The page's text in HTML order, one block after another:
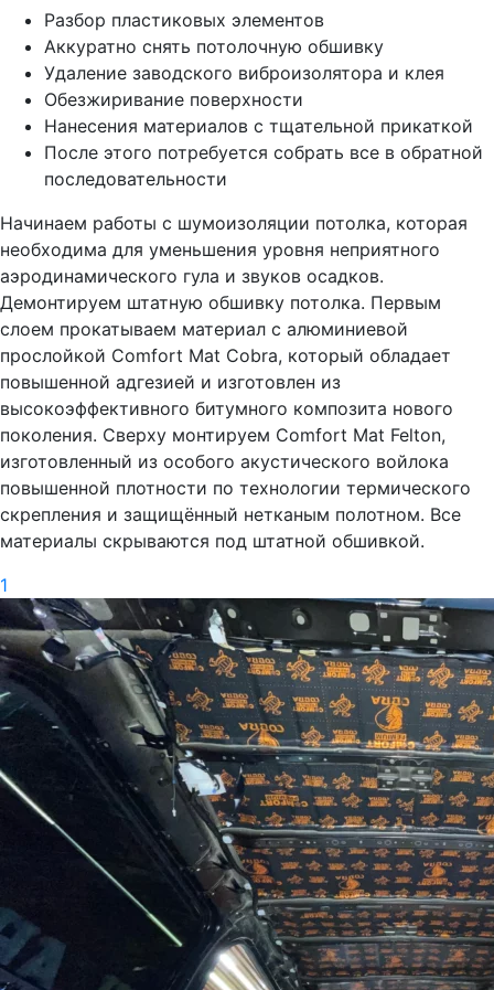
Разбор пластиковых элементов
Аккуратно снять потолочную обшивку
Удаление заводского виброизолятора и клея
Обезжиривание поверхности
Нанесения материалов с тщательной прикаткой
После этого потребуется собрать все в обратной
последовательности
Начинаем работы с шумоизоляции потолка, которая
необходима для уменьшения уровня неприятного
аэродинамического гула и звуков осадков.
Демонтируем штатную обшивку потолка. Первым
слоем прокатываем материал с алюминиевой
прослойкой Comfort Mat Cobra, который обладает
повышенной адгезией и изготовлен из
высокоэффективного битумного композита нового
поколения. Сверху монтируем Comfort Mat Felton,
изготовленный из особого акустического войлока
повышенной плотности по технологии термического
скрепления и защищённый нетканым полотном. Все
материалы скрываются под штатной обшивкой.
1